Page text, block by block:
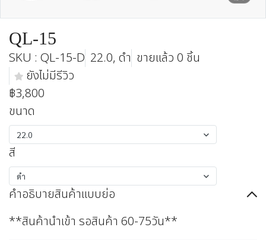
QL-15
SKU : QL-15-D 22.0, ดำ ขายแล้ว 0 ชิ้น
ยังไม่มีรีวิว
฿3,800
ขนาด
22.0
สี
ดำ
คำอธิบายสินค้าแบบย่อ
**สินค้านำเข้า รอสินค้า 60-75วัน**